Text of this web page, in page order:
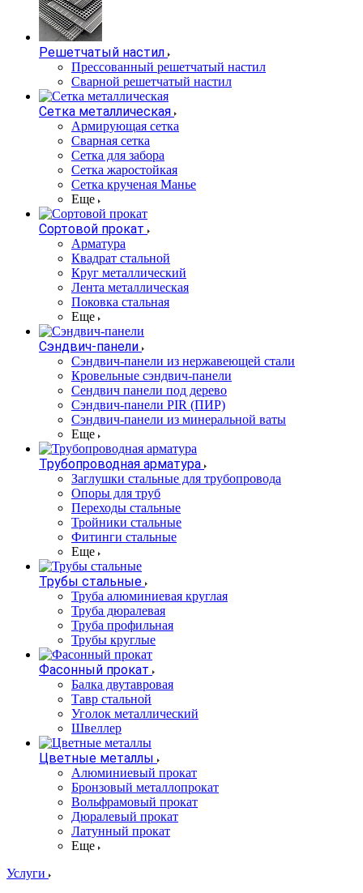
Решетчатый настил
Прессованный решетчатый настил
Сварной решетчатый настил
Сетка металлическая
Армирующая сетка
Сварная сетка
Сетка для забора
Сетка жаростойкая
Сетка крученая Манье
Еще
Сортовой прокат
Арматура
Квадрат стальной
Круг металлический
Лента металлическая
Поковка стальная
Еще
Сэндвич-панели
Cэндвич-панели из нержавеющей стали
Кровельные сэндвич-панели
Сендвич панели под дерево
Сэндвич-панели PIR (ПИР)
Сэндвич-панели из минеральной ваты
Еще
Трубопроводная арматура
Заглушки стальные для трубопровода
Опоры для труб
Переходы стальные
Тройники стальные
Фитинги стальные
Еще
Трубы стальные
Труба алюминиевая круглая
Труба дюралевая
Труба профильная
Трубы круглые
Фасонный прокат
Балка двутавровая
Тавр стальной
Уголок металлический
Швеллер
Цветные металлы
Алюминиевый прокат
Бронзовый металлопрокат
Вольфрамовый прокат
Дюралевый прокат
Латунный прокат
Еще
Услуги